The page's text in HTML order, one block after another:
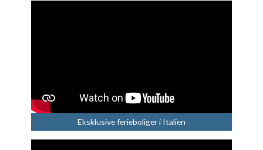
Eksklusive ferieboliger i Italien